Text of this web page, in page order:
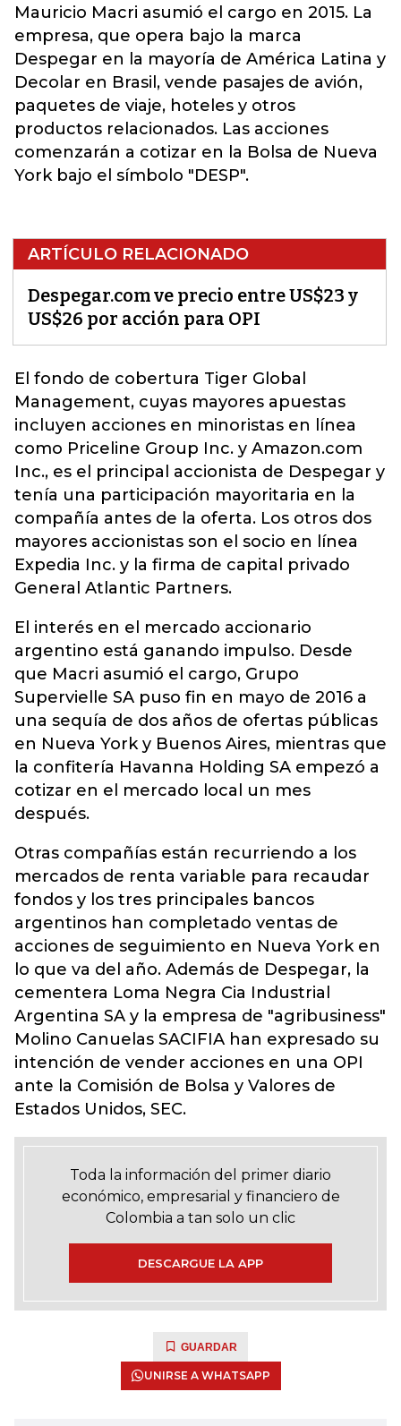
Mauricio Macri asumió el cargo en 2015. La
empresa, que opera bajo la marca
Despegar en la mayoría de América Latina y
Decolar en Brasil, vende pasajes de avión,
paquetes de viaje, hoteles y otros
productos relacionados. Las acciones
comenzarán a cotizar en la Bolsa de Nueva
York bajo el símbolo "DESP".
ARTÍCULO RELACIONADO
Despegar.com ve precio entre US$23 y
US$26 por acción para OPI
El fondo de cobertura Tiger Global
Management, cuyas mayores apuestas
incluyen acciones en minoristas en línea
como Priceline Group Inc. y Amazon.com
Inc., es el principal accionista de Despegar y
tenía una participación mayoritaria en la
compañía antes de la oferta. Los otros dos
mayores accionistas son el socio en línea
Expedia Inc. y la firma de capital privado
General Atlantic Partners.
El interés en el mercado accionario
argentino está ganando impulso. Desde
que Macri asumió el cargo, Grupo
Supervielle SA puso fin en mayo de 2016 a
una sequía de dos años de ofertas públicas
en Nueva York y Buenos Aires, mientras que
la confitería Havanna Holding SA empezó a
cotizar en el mercado local un mes
después.
Otras compañías están recurriendo a los
mercados de renta variable para recaudar
fondos y los tres principales bancos
argentinos han completado ventas de
acciones de seguimiento en Nueva York en
lo que va del año. Además de Despegar, la
cementera Loma Negra Cia Industrial
Argentina SA y la empresa de "agribusiness"
Molino Canuelas SACIFIA han expresado su
intención de vender acciones en una OPI
ante la Comisión de Bolsa y Valores de
Estados Unidos, SEC.
Toda la información del primer diario
económico, empresarial y financiero de
Colombia a tan solo un clic
DESCARGUE LA APP
GUARDAR
UNIRSE A WHATSAPP